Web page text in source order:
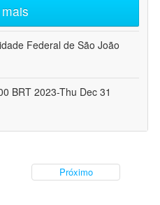
Federal de São João
BRT 2023-Thu Dec 31
Próximo